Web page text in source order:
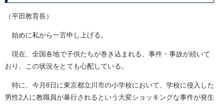
（平田教育長）
始めに私から一言申し上げる。
現在、全国各地で子供たちが巻き込まれる、事件・事故が続いて
おり、この状況をとても心配している。
特に、今月8日に東京都立川市の小学校において、学校に侵入した
男性2人に教職員が暴行されるという大変ショッキングな事件が発生